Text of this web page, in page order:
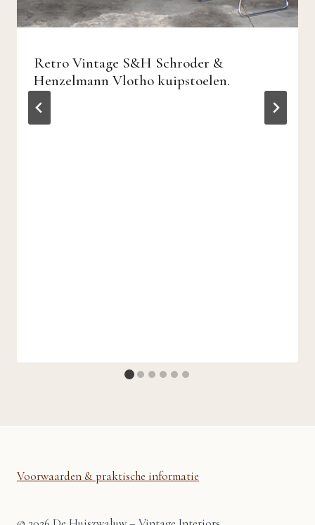
Retro Vintage S&H Schroder &
Henzelmann Vlotho kuipstoelen.
Voorwaarden & praktische informatie